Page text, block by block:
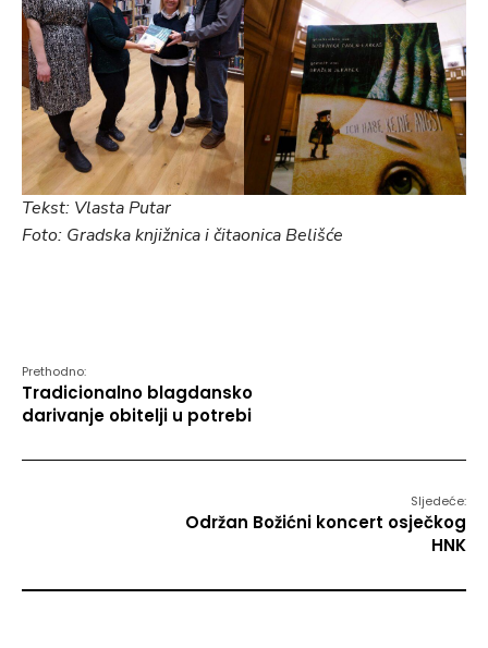
Tekst: Vlasta Putar
Foto: Gradska knjižnica i čitaonica Belišće
Prethodno:
Tradicionalno blagdansko
darivanje obitelji u potrebi
Sljedeće:
Održan Božićni koncert osječkog
HNK